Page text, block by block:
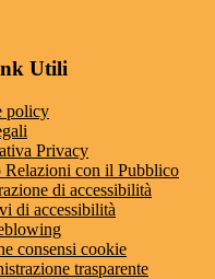
Utili
policy
Privacy
con il Pubblico
di accessibilità
di accessibilità
consensi cookie
trasparente